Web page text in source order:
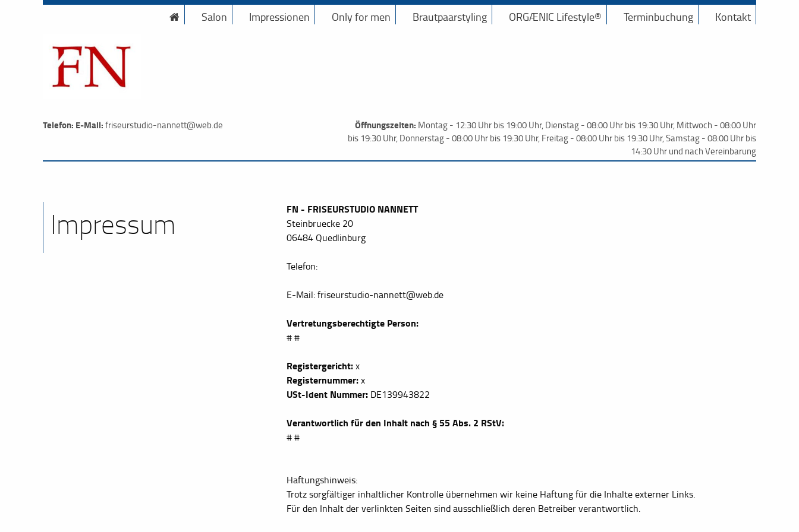
Salon Impressionen Only for men Brautpaarstyling ORGÆNIC Lifestyle® Terminbuchung Kontakt
Telefon: E-Mail:friseurstudio-nannett@web.de Öffnungszeiten: Montag - 12:30 Uhr bis 19:00 Uhr, Dienstag - 08:00 Uhr bis 19:30 Uhr, Mittwoch - 08:00 Uhr
bis 19:30 Uhr, Donnerstag - 08:00 Uhr bis 19:30 Uhr, Freitag - 08:00 Uhr bis 19:30 Uhr, Samstag - 08:00 Uhr bis
14:30 Uhr und nach Vereinbarung
Impressum FN - FRISEURSTUDIO NANNETT
Steinbruecke 20
06484 Quedlinburg
Telefon:
E-Mail: friseurstudio-nannett@web.de
Vertretungsberechtigte Person:
# #
Registergericht:x
Registernummer:x
USt-Ident Nummer: DE139943822
Verantwortlich für den Inhalt nach § 55 Abs. 2 RStV:
# #
Haftungshinweis:
Trotz sorgfältiger inhaltlicher Kontrolle übernehmen wir keine Haftung für die Inhalte externer Links.
Für den Inhalt der verlinkten Seiten sind ausschließlich deren Betreiber verantwortlich.